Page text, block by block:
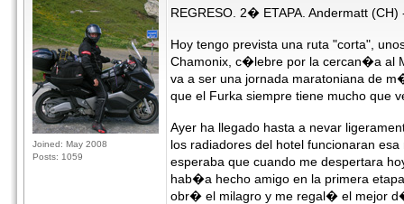
Joined: May 2008
Posts: 1059
REGRESO. 2� ETAPA. Andermatt (CH)
Hoy tengo prevista una ruta "corta",
Chamonix, c�lebre por la cercan�a al
va a ser una jornada maratoniana de
que el Furka siempre tiene mucho que
Ayer ha llegado hasta a nevar
los radiadores del hotel funcionaran
esperaba que cuando me despertara
hab�a hecho amigo en la primera
obr� el milagro y me regal� el mejor